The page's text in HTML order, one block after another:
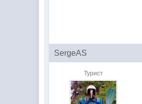
SergeAS
Турист